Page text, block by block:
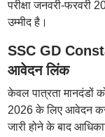
परीक्षा जनवरी-फरवरी
उम्मीद है।
SSC GD
आवेदन लिंक
केवल पात्रता मानदंडों
2026 के लिए आवेदन
जारी होने के बाद